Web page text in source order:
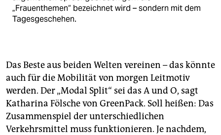
„Frauenthemen“ bezeichnet wird – sondern mit dem
Tagesgeschehen.
Das Beste aus beiden Welten vereinen – das könnte
auch für die Mobilität von morgen Leitmotiv
werden. Der „Modal Split“ sei das A und O, sagt
Katharina Fölsche von GreenPack. Soll heißen: Das
Zusammenspiel der unterschiedlichen
Verkehrsmittel muss funktionieren. Je nachdem,